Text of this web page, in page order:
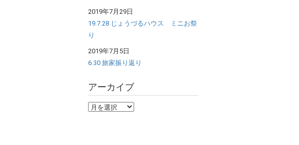
2019年7月29日
19.7.28 じょうづるハウス ミニお祭
り
2019年7月5日
6.30 旅家振り返り
アーカイブ
ア